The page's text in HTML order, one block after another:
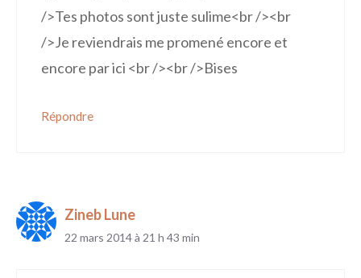
/>Tes photos sont juste sulime<br /><br
/>Je reviendrais me promené encore et
encore par ici <br /><br />Bises
Répondre
Zineb Lune
22 mars 2014 à 21 h 43 min